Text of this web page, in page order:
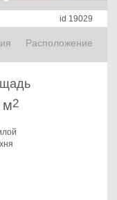
id 19029
Расположение
м2